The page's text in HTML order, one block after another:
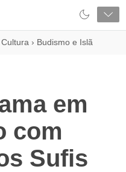
› Budismo e Islã
em
com
Sufis